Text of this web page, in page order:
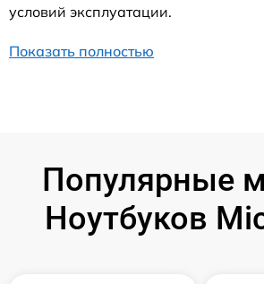
условий эксплуатации.
Показать полностью
Популярные
Ноутбуков